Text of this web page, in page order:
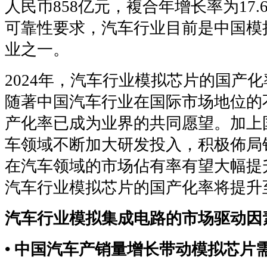
人民币858亿元，複合年增长率为
可靠性要求，汽车行业目前是中国
业之一。
2024年，汽车行业模拟芯片的国产
随著中国汽车行业在国际市场地位
产化率已成为业界的共同愿望。加
车领域不断加大研发投入，积极佈
在汽车领域的市场佔有率有望大幅
汽车行业模拟芯片的国产化率将提升
汽车行业模拟集成电路的市场驱动因
• 中国汽车产销量增长带动模拟芯片